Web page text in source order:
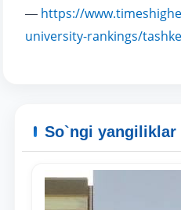
Telefon raqamingiz
Pochta
— https://
university-rankings/
So`ngi yangiliklar